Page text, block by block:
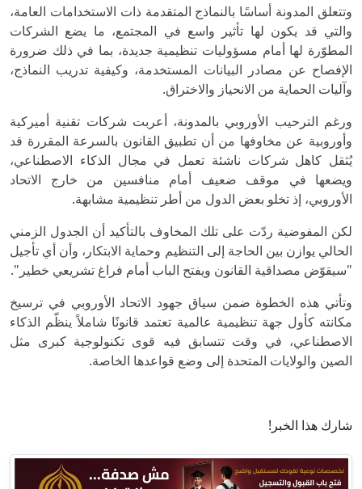
وتتعلق المدونة أساسًا بالنماذج المتقدمة ذات الاستخدامات العامة،
والتي قد يكون لها تأثير واسع في المجتمع، ما يضع الشركات
المطوّرة لها أمام مسؤوليات تنظيمية جديدة، بما في ذلك ضرورة
الإفصاح عن مصادر البيانات المستخدمة، وكيفية تدريب النماذج،
وآليات الحماية من الانحياز والاختراق.
ورغم الترحيب الأوروبي بالمدونة، أعربت شركات تقنية أميركية
وأوروبية عن مخاوفها من أن تطبيق القانون بالسرعة المقررة قد
يُثقل كاهل شركات ناشئة تعمل في مجال الذكاء الاصطناعي،
ويضعها في موقف ضعيف أمام منافسين من خارج الاتحاد
الأوروبي، إذ تخلو بعض الدول من أطر تنظيمية مشابهة.
لكن المفوضية ردّت على تلك المخاوف بالتأكيد أن الجدول الزمني
الحالي يوازن بين الحاجة إلى التنظيم وحماية الابتكار، وأن أي تأجيل
"سيقوّض مصداقية القانون ويفتح الباب أمام فراغ تشريعي خطير".
وتأتي هذه الخطوة ضمن سياق جهود الاتحاد الأوروبي في ترسيخ
مكانته كأول جهة تنظيمية عالمية تعتمد قانونًا شاملاً ينظّم الذكاء
الاصطناعي، في وقت تتسابق فيه قوى تكنولوجية كبرى مثل
الصين والولايات المتحدة إلى وضع قواعدها الخاصة.
شارك هذا الخبر!